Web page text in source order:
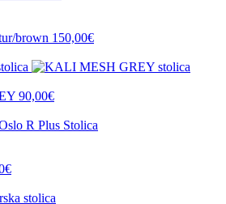
brown 150,00€
90,00€